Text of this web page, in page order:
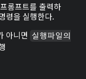
롬프트를 출력하
령을 실행한다.
아니면 실행파일의